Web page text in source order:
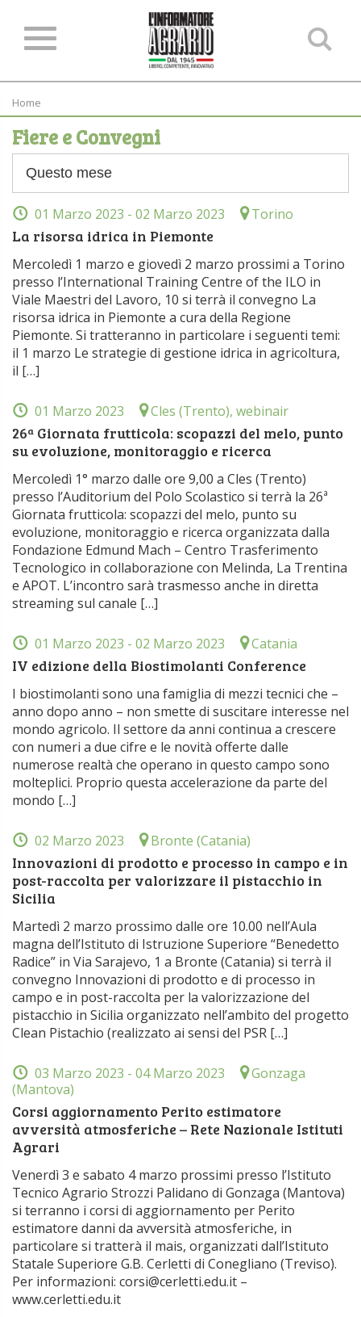
Home
Fiere e Convegni
01 Marzo 2023 - 02 Marzo 2023 Torino
La risorsa idrica in Piemonte
Mercoledì 1 marzo e giovedì 2 marzo prossimi a Torino
presso l’International Training Centre of the ILO in
Viale Maestri del Lavoro, 10 si terrà il convegno La
risorsa idrica in Piemonte a cura della Regione
Piemonte. Si tratteranno in particolare i seguenti temi:
il 1 marzo Le strategie di gestione idrica in agricoltura,
il […]
01 Marzo 2023 Cles (Trento), webinair
26ª Giornata frutticola: scopazzi del melo, punto
su evoluzione, monitoraggio e ricerca
Mercoledì 1° marzo dalle ore 9,00 a Cles (Trento)
presso l’Auditorium del Polo Scolastico si terrà la 26ª
Giornata frutticola: scopazzi del melo, punto su
evoluzione, monitoraggio e ricerca organizzata dalla
Fondazione Edmund Mach – Centro Trasferimento
Tecnologico in collaborazione con Melinda, La Trentina
e APOT. L’incontro sarà trasmesso anche in diretta
streaming sul canale […]
01 Marzo 2023 - 02 Marzo 2023 Catania
IV edizione della Biostimolanti Conference
I biostimolanti sono una famiglia di mezzi tecnici che –
anno dopo anno – non smette di suscitare interesse nel
mondo agricolo. Il settore da anni continua a crescere
con numeri a due cifre e le novità offerte dalle
numerose realtà che operano in questo campo sono
molteplici. Proprio questa accelerazione da parte del
mondo […]
02 Marzo 2023 Bronte (Catania)
Innovazioni di prodotto e processo in campo e in
post-raccolta per valorizzare il pistacchio in
Sicilia
Martedì 2 marzo prossimo dalle ore 10.00 nell’Aula
magna dell’Istituto di Istruzione Superiore “Benedetto
Radice” in Via Sarajevo, 1 a Bronte (Catania) si terrà il
convegno Innovazioni di prodotto e di processo in
campo e in post-raccolta per la valorizzazione del
pistacchio in Sicilia organizzato nell’ambito del progetto
Clean Pistachio (realizzato ai sensi del PSR […]
03 Marzo 2023 - 04 Marzo 2023
Gonzaga
(Mantova)
Corsi aggiornamento Perito estimatore
avversità atmosferiche – Rete Nazionale Istituti
Agrari
Venerdì 3 e sabato 4 marzo prossimi presso l’Istituto
Tecnico Agrario Strozzi Palidano di Gonzaga (Mantova)
si terranno i corsi di aggiornamento per Perito
estimatore danni da avversità atmosferiche, in
particolare si tratterà il mais, organizzati dall’Istituto
Statale Superiore G.B. Cerletti di Conegliano (Treviso).
Per informazioni: corsi@cerletti.edu.it –
www.cerletti.edu.it